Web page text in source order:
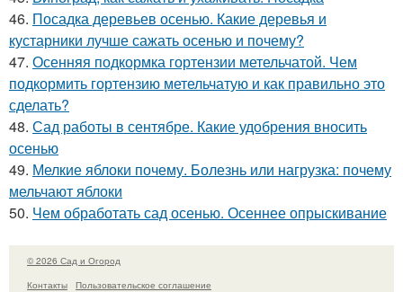
46. Посадка деревьев осенью. Какие деревья и
кустарники лучше сажать осенью и почему?
47. Осенняя подкормка гортензии метельчатой. Чем
подкормить гортензию метельчатую и как правильно это
сделать?
48. Сад работы в сентябре. Какие удобрения вносить
осенью
49. Мелкие яблоки почему. Болезнь или нагрузка: почему
мельчают яблоки
50. Чем обработать сад осенью. Осеннее опрыскивание
© 2026 Сад и Огород
Контакты
Пользовательское соглашение